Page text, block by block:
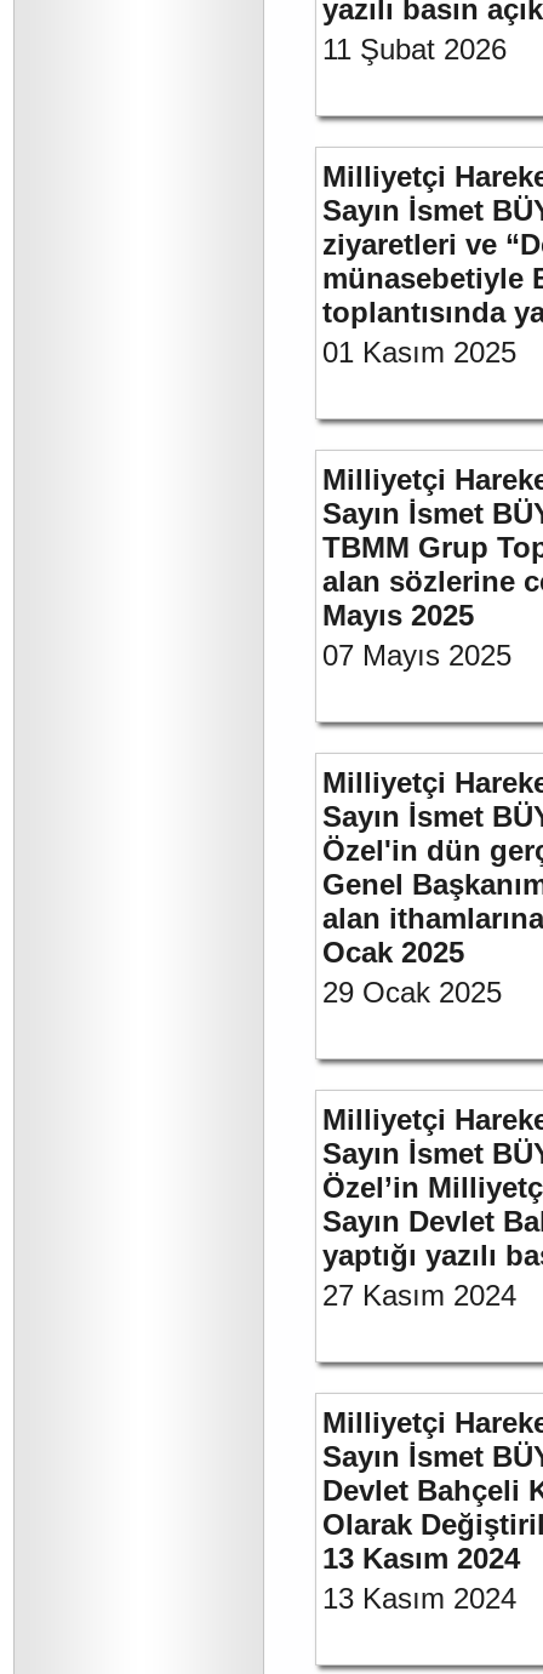
yazılı basın
11 Şubat 2026
Milliyetçi
Sayın İsmet
ziyaretleri ve
münasebetiyle
toplantısında
01 Kasım 2025
Milliyetçi
Sayın İsmet
TBMM Grup
alan sözlerine
Mayıs 2025
07 Mayıs 2025
Milliyetçi
Sayın İsmet
Özel'in dün
Genel
alan ithamlarına
Ocak 2025
29 Ocak 2025
Milliyetçi
Sayın İsmet
Özel’in
Sayın Devlet
yaptığı yazılı
27 Kasım 2024
Milliyetçi
Sayın İsmet
Devlet Bahçeli
Olarak
13 Kasım 2024
13 Kasım 2024